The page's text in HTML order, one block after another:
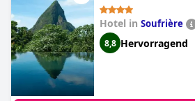
Hotel in Soufrière
8,8 Hervorragend